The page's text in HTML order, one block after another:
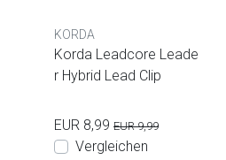
KORDA
Korda Leadcore Leade
r Hybrid Lead Clip
EUR 8,99 EUR 9,99
Vergleichen